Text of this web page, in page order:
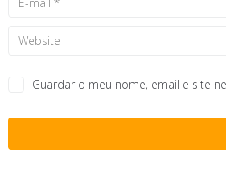
Guardar o meu nome, email e site